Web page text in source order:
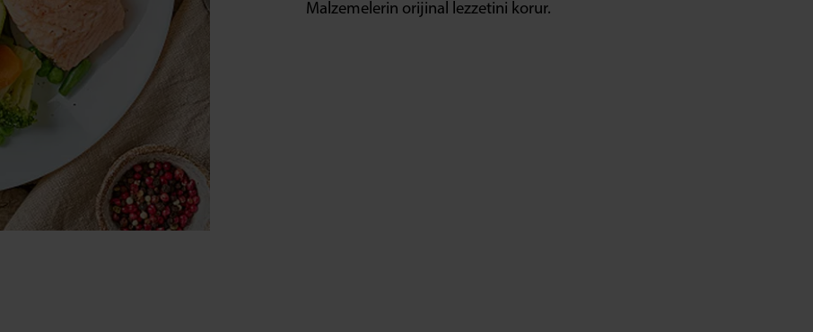
Malzemelerin orijinal lezzetini korur.